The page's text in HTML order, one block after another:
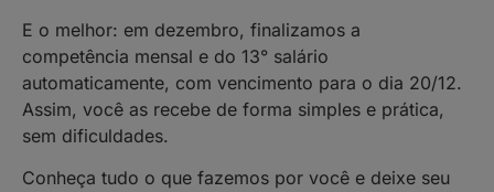
E o melhor: em dezembro, finalizamos a
competência mensal e do 13° salário
automaticamente, com vencimento para o dia 20/12.
Assim, você as recebe de forma simples e prática,
sem dificuldades.
Conheça tudo o que fazemos por você e deixe seu